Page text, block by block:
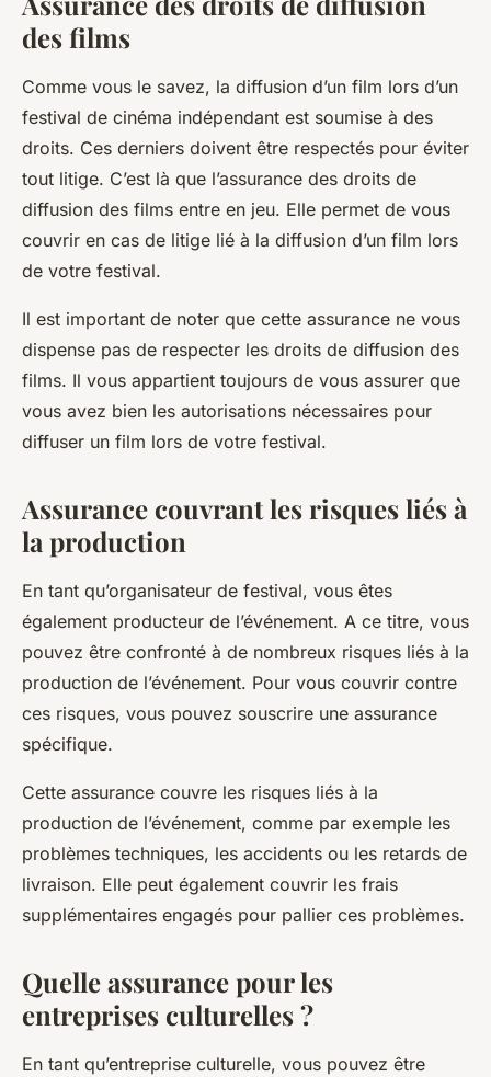
des films
Comme vous le savez, la diffusion d’un film lors d’un
festival de cinéma indépendant est soumise à des
droits. Ces derniers doivent être respectés pour éviter
tout litige. C’est là que l’assurance des droits de
diffusion des films entre en jeu. Elle permet de vous
couvrir en cas de litige lié à la diffusion d’un film lors
de votre festival.
Il est important de noter que cette assurance ne vous
dispense pas de respecter les droits de diffusion des
films. Il vous appartient toujours de vous assurer que
vous avez bien les autorisations nécessaires pour
diffuser un film lors de votre festival.
Assurance couvrant les risques liés à
la production
En tant qu’organisateur de festival, vous êtes
également producteur de l’événement. A ce titre, vous
pouvez être confronté à de nombreux risques liés à la
production de l’événement. Pour vous couvrir contre
ces risques, vous pouvez souscrire une assurance
spécifique.
Cette assurance couvre les risques liés à la
production de l’événement, comme par exemple les
problèmes techniques, les accidents ou les retards de
livraison. Elle peut également couvrir les frais
supplémentaires engagés pour pallier ces problèmes.
Quelle assurance pour les
entreprises culturelles ?
En tant qu’entreprise culturelle, vous pouvez être